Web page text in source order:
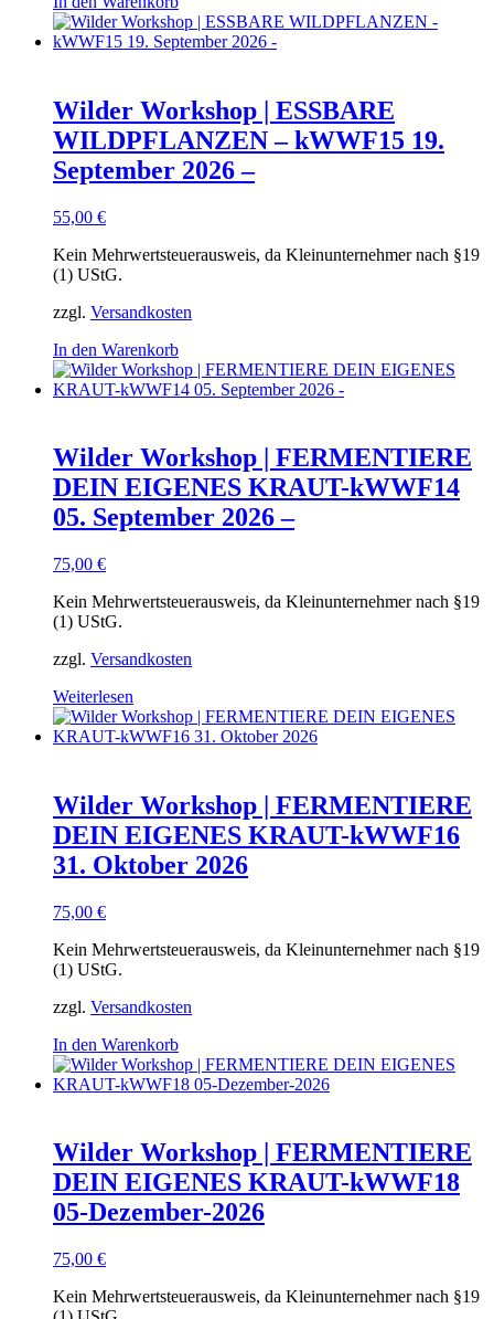
Wilder Workshop | ESSBARE
WILDPFLANZEN – kWWF15 19.
September 2026 –
55,00 €
Kein Mehrwertsteuerausweis, da Kleinunternehmer nach §19
(1) UStG.
zzgl. Versandkosten
In den Warenkorb
Wilder Workshop | FERMENTIERE
DEIN EIGENES KRAUT-kWWF14
05. September 2026 –
75,00 €
Kein Mehrwertsteuerausweis, da Kleinunternehmer nach §19
(1) UStG.
zzgl. Versandkosten
Weiterlesen
Wilder Workshop | FERMENTIERE
DEIN EIGENES KRAUT-kWWF16
31. Oktober 2026
75,00 €
Kein Mehrwertsteuerausweis, da Kleinunternehmer nach §19
(1) UStG.
zzgl. Versandkosten
In den Warenkorb
Wilder Workshop | FERMENTIERE
DEIN EIGENES KRAUT-kWWF18
05-Dezember-2026
75,00 €
Kein Mehrwertsteuerausweis, da Kleinunternehmer nach §19